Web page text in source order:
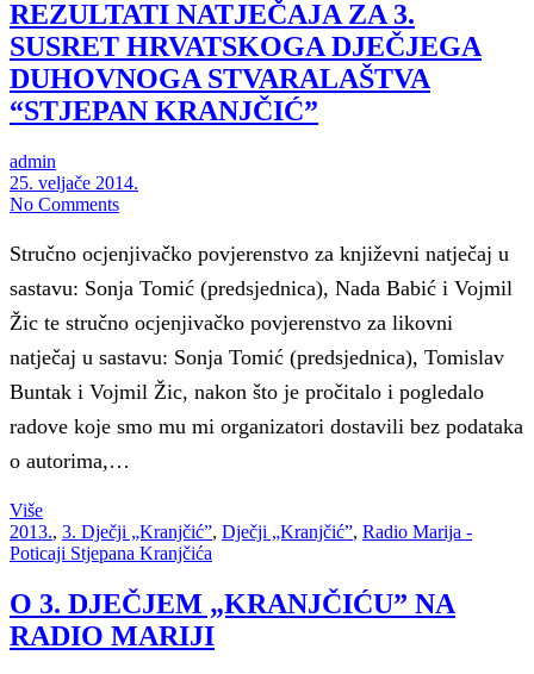
REZULTATI NATJEČAJA ZA 3.
SUSRET HRVATSKOGA DJEČJEGA
DUHOVNOGA STVARALAŠTVA
“STJEPAN KRANJČIĆ”
admin
25. veljače 2014.
No Comments
Stručno ocjenjivačko povjerenstvo za književni natječaj u
sastavu: Sonja Tomić (predsjednica), Nada Babić i Vojmil
Žic te stručno ocjenjivačko povjerenstvo za likovni
natječaj u sastavu: Sonja Tomić (predsjednica), Tomislav
Buntak i Vojmil Žic, nakon što je pročitalo i pogledalo
radove koje smo mu mi organizatori dostavili bez podataka
o autorima,…
Više
2013., 3. Dječji „Kranjčić”, Dječji „Kranjčić”, Radio Marija -
Poticaji Stjepana Kranjčića
O 3. DJEČJEM „KRANJČIĆU” NA
RADIO MARIJI